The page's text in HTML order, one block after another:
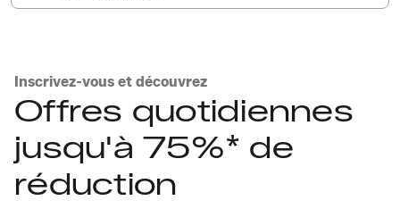
Inscrivez-vous et découvrez
Offres quotidiennes
jusqu'à 75%* de
réduction